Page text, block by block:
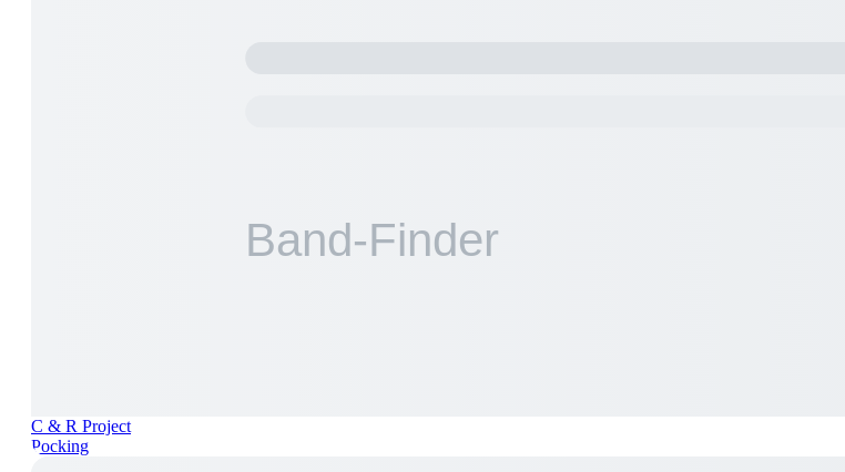
C & R Project
Pocking